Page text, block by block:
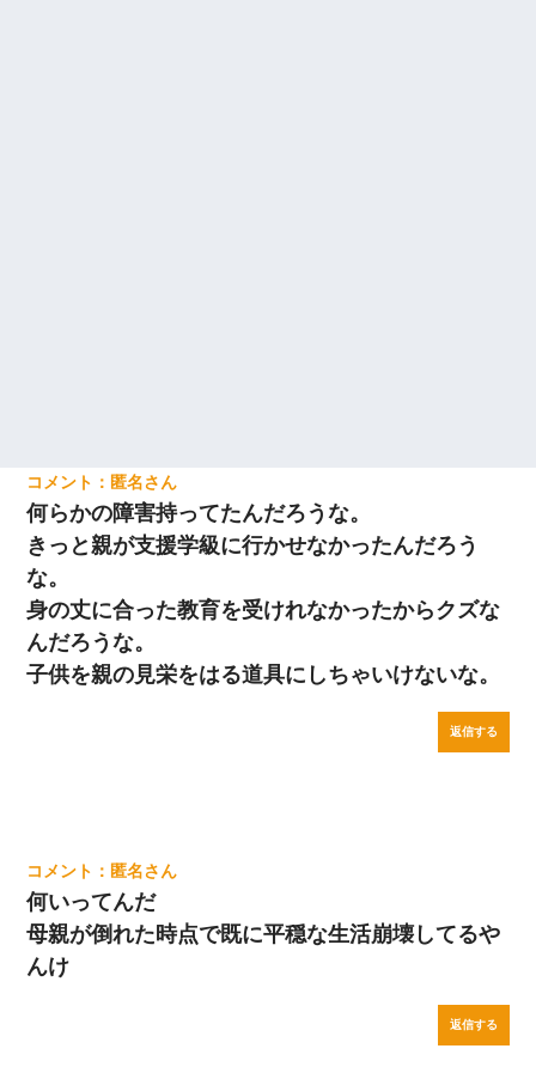
匿名
何らかの障害持ってたんだろうな。
きっと親が支援学級に行かせなかったんだろう
な。
身の丈に合った教育を受けれなかったからクズな
んだろうな。
子供を親の見栄をはる道具にしちゃいけないな。
返信する
匿名
何いってんだ
母親が倒れた時点で既に平穏な生活崩壊してるや
んけ
返信する